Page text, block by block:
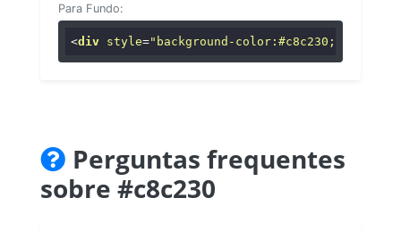
Para Fundo:
<div style="background-color:#c8c230;"
Perguntas frequentes
sobre #c8c230